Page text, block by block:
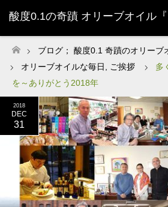
酸度0.1の奇蹟 オリーブオイル
ジョ・デ・タベルナス0.1』株式
Sherry-
ホーム
ブログ； 酸度0.1 奇蹟のオリーブ
オリーブオイルな毎日
ご挨拶
多
を～ありがとう2018年
2018
DEC
31